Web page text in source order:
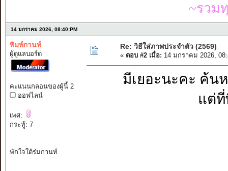
~รวม
14 มกราคม 2026, 08:40:PM
พิมพ์กานท์
ผู้ดูแลบอร์ด
คะแนนกลอนของผู้นี้ 2
ออฟไลน์
เพศ:
กระทู้: 7
พักใจใต้ร่มกานท์
Re: วิธีใส่ภาพประจำตัว (2569)
« ตอบ #2 เมื่อ: 14 มกราคม 2026,
มีเยอะนะคะ ค้น
แต่